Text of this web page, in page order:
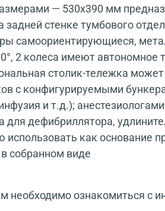
— 530x390 мм
задней стенке тумбового
самоориентирующиеся,
2 колеса имеют автономное
столик-тележка
с конфигурируемыми
и т.д.);
для дефибриллятора,
использовать как основание
собранном виде
необходимо ознакомиться с